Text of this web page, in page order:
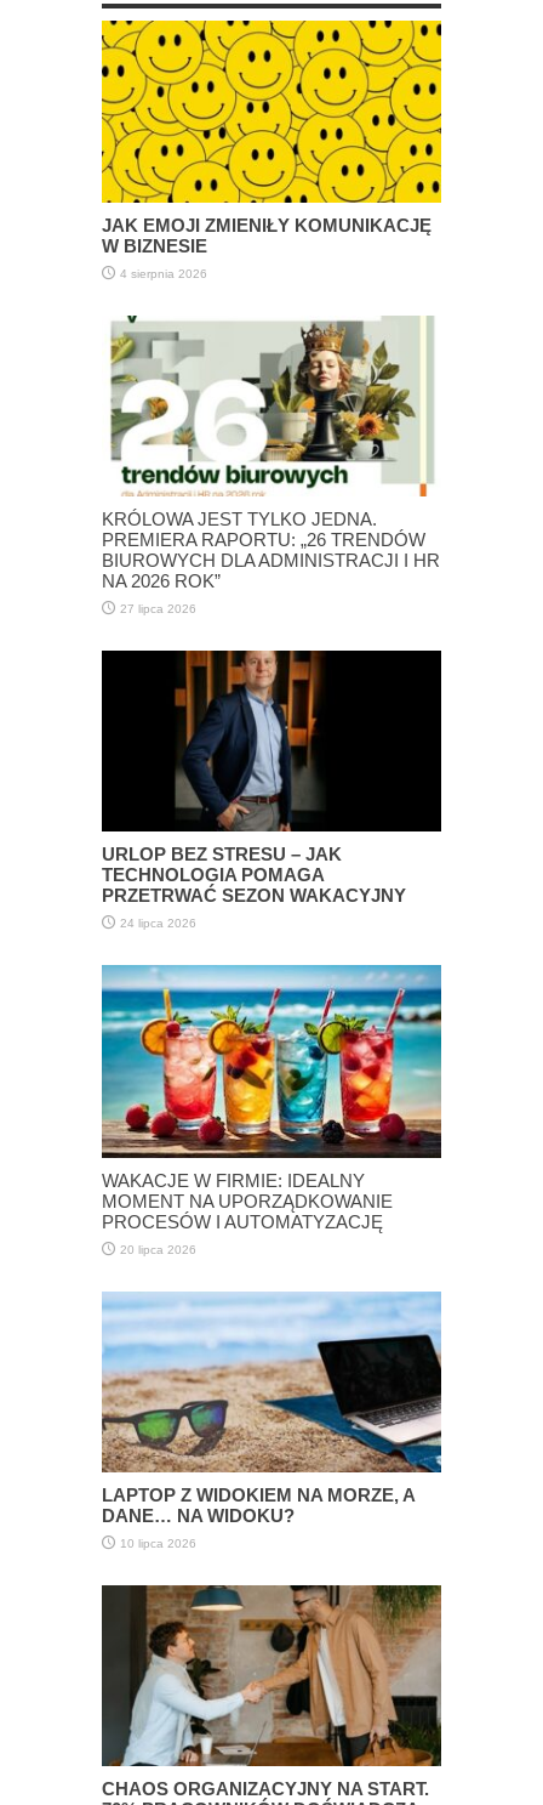
JAK EMOJI ZMIENIŁY KOMUNIKACJĘ
W BIZNESIE
4 sierpnia 2026
KRÓLOWA JEST TYLKO JEDNA.
PREMIERA RAPORTU: „26 TRENDÓW
BIUROWYCH DLA ADMINISTRACJI I HR
NA 2026 ROK”
27 lipca 2026
URLOP BEZ STRESU – JAK
TECHNOLOGIA POMAGA
PRZETRWAĆ SEZON WAKACYJNY
24 lipca 2026
WAKACJE W FIRMIE: IDEALNY
MOMENT NA UPORZĄDKOWANIE
PROCESÓW I AUTOMATYZACJĘ
20 lipca 2026
LAPTOP Z WIDOKIEM NA MORZE, A
DANE… NA WIDOKU?
10 lipca 2026
CHAOS ORGANIZACYJNY NA START.